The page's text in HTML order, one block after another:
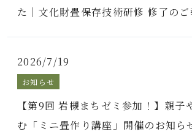
た｜文化財畳保存技術研修 修了の
2026/7/19
お知らせ
【第9回 岩槻まちゼミ参加！】親子
む「ミニ畳作り講座」開催のお知ら